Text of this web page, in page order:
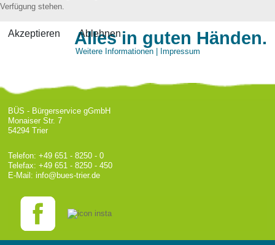
Alles in guten Händen.
BÜS - Bürgerservice gGmbH
Monaiser Str. 7
54294 Trier
Telefon:+49 651 - 8250 - 0
Telefax: +49 651 - 8250 - 450
E-Mail:info@bues-trier.de
Verfügung stehen.
Akzeptieren Ablehnen
Weitere Informationen| Impressum